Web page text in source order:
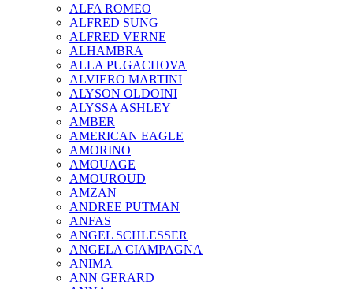
ALFA ROMEO
ALFRED SUNG
ALFRED VERNE
ALHAMBRA
ALLA PUGACHOVA
ALVIERO MARTINI
ALYSON OLDOINI
ALYSSA ASHLEY
AMBER
AMERICAN EAGLE
AMORINO
AMOUAGE
AMOUROUD
AMZAN
ANDREE PUTMAN
ANFAS
ANGEL SCHLESSER
ANGELA CIAMPAGNA
ANIMA
ANN GERARD